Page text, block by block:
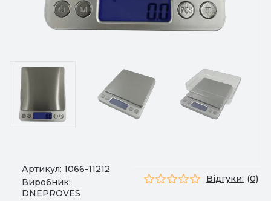
Артикул: 1066-11212
Виробник:
DNEPROVES
Відгуки: (0)